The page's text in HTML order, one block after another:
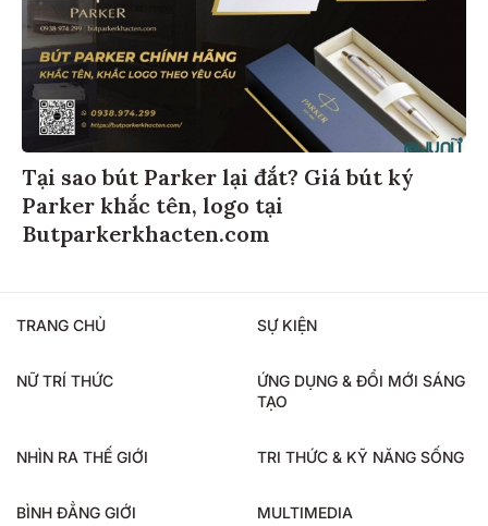
Tại sao bút Parker lại đắt? Giá bút ký
Parker khắc tên, logo tại
Butparkerkhacten.com
TRANG CHỦ SỰ KIỆN
NỮ TRÍ THỨC
ỨNG DỤNG & ĐỔI MỚI SÁNG
TẠO
NHÌN RA THẾ GIỚI TRI THỨC & KỸ NĂNG SỐNG
BÌNH ĐẲNG GIỚI MULTIMEDIA